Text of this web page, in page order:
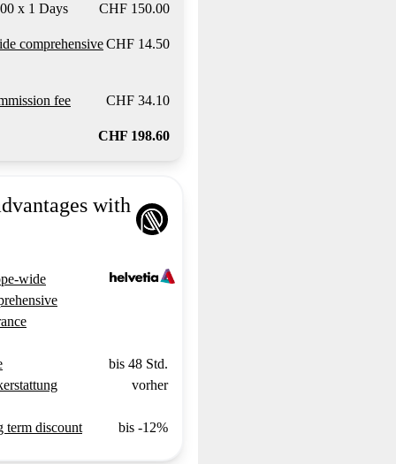
x 1 Days CHF 150.00
comprehensiveCHF 14.50
fee CHF 34.10
CHF 198.60
with
wide
bis 48 Std.
vorher
term discount bis -12%